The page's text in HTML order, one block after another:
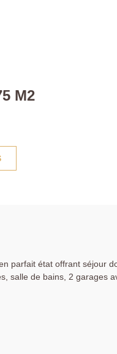
M2
parfait état offrant séjour
salle de bains, 2 garages